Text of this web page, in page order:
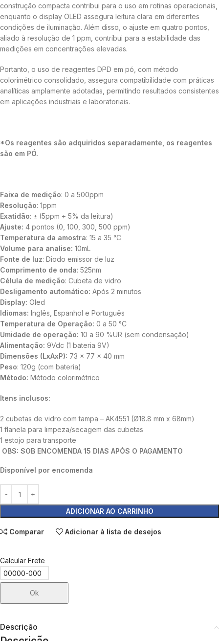
construção compacta contribui para o uso em rotinas operacionais,
enquanto o display OLED assegura leitura clara em diferentes
condições de iluminação. Além disso, o ajuste em quatro pontos,
aliado à resolução de 1 ppm, contribui para a estabilidade das
medições em concentrações elevadas.
Portanto, o uso de reagentes DPD em pó, com método
colorimétrico consolidado, assegura compatibilidade com práticas
analíticas amplamente adotadas, permitindo resultados consistentes
em aplicações industriais e laboratoriais.
*Os reagentes são adquiridos separadamente, os reagentes
são em PÓ.
Faixa de medição: 0 a 500ppm
Resolução: 1ppm
Exatidão: ± (5ppm + 5% da leitura)
Ajuste: 4 pontos (0, 100, 300, 500 ppm)
Temperatura da amostra: 15 a 35 °C
Volume para analise: 10mL
Fonte de luz: Diodo emissor de luz
Comprimento de onda: 525nm
Célula de medição: Cubeta de vidro
Desligamento automático: Após 2 minutos
Display: Oled
Idiomas: Inglês, Espanhol e Português
Temperatura de Operação: 0 a 50 °C
Umidade de operação: 10 a 90 %UR (sem condensação)
Alimentação: 9Vdc (1 bateria 9V)
Dimensões (LxAxP): 73 x 77 x 40 mm
Peso: 120g (com bateria)
Método: Método colorimétrico
Itens inclusos:
2 cubetas de vidro com tampa – AK4551 (Ø18.8 mm x 68mm)
1 flanela para limpeza/secagem das cubetas
1 estojo para transporte
OBS: SOB ENCOMENDA 15 DIAS APÓS O PAGAMENTO
Disponível por encomenda
ADICIONAR AO CARRINHO
Comparar Adicionar à lista de desejos
Calcular Frete
Ok
Descrição